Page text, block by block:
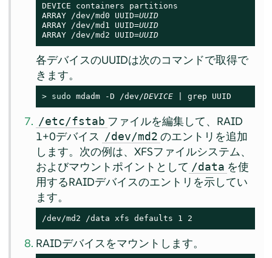
DEVICE containers partitions
ARRAY /dev/md0 UUID=UUID
ARRAY /dev/md1 UUID=UUID
ARRAY /dev/md2 UUID=UUID
各デバイスのUUIDは次のコマンドで取得で
きます。
> sudo mdadm -D /dev/DEVICE | grep UUID
/etc/fstab ファイルを編集して、RAID
1+0デバイス /dev/md2 のエントリを追加
します。次の例は、XFSファイルシステム、
およびマウントポイントとして /data を使
用するRAIDデバイスのエントリを示してい
ます。
/dev/md2 /data xfs defaults 1 2
RAIDデバイスをマウントします。